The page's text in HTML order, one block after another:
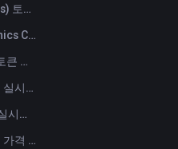
AMD (Advanced Micro Devices) 토큰 가격 및 실시간 그래프
SAMSUNG (Samsung Electronics Co., Ltd) 토큰 가격 및 실시간 그래프
OPENAI (OpenAI Group PBC) 토큰 가격 및 실시간 그래프
COPPER (Copper) 토큰 가격 및 실시간 그래프
ULTIMA (Ultima) 토큰 가격 및 실시간 그래프
MU (Micron Technology) 토큰 가격 및 실시간 그래프